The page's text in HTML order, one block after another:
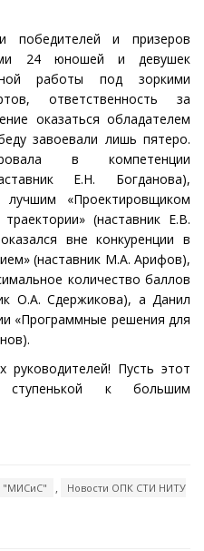
победителей и призеров
24 юношей и девушек
работы под зоркими
ответственность за
оказаться обладателем
завоевали лишь пятеро.
в компетенции
Е.Н. Богданова),
«Проектировщиком
(наставник Е.В.
вне конкуренции в
(наставник М.А. Арифов),
количество баллов
О.А. Сдержикова), а Данил
«Программные решения для
Пусть этот
к большим
"МИСиС" ,
Новости ОПК СТИ НИТУ